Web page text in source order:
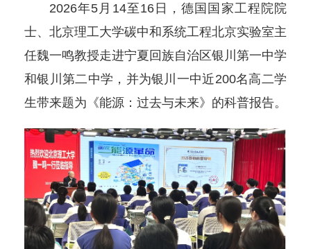
2026年5月14至16日，德国国家工程院院
士、北京理工大学碳中和系统工程北京实验室主
任魏一鸣教授走进宁夏回族自治区银川第一中学
和银川第二中学，并为银川一中近200名高二学
生带来题为《能源：过去与未来》的科普报告。